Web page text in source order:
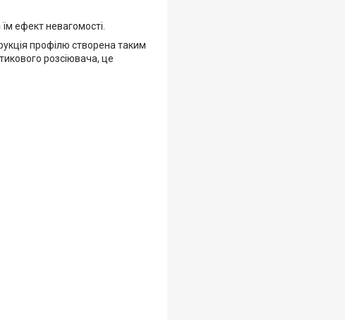
ефект невагомості.
профілю створена таким
розсіювача, це